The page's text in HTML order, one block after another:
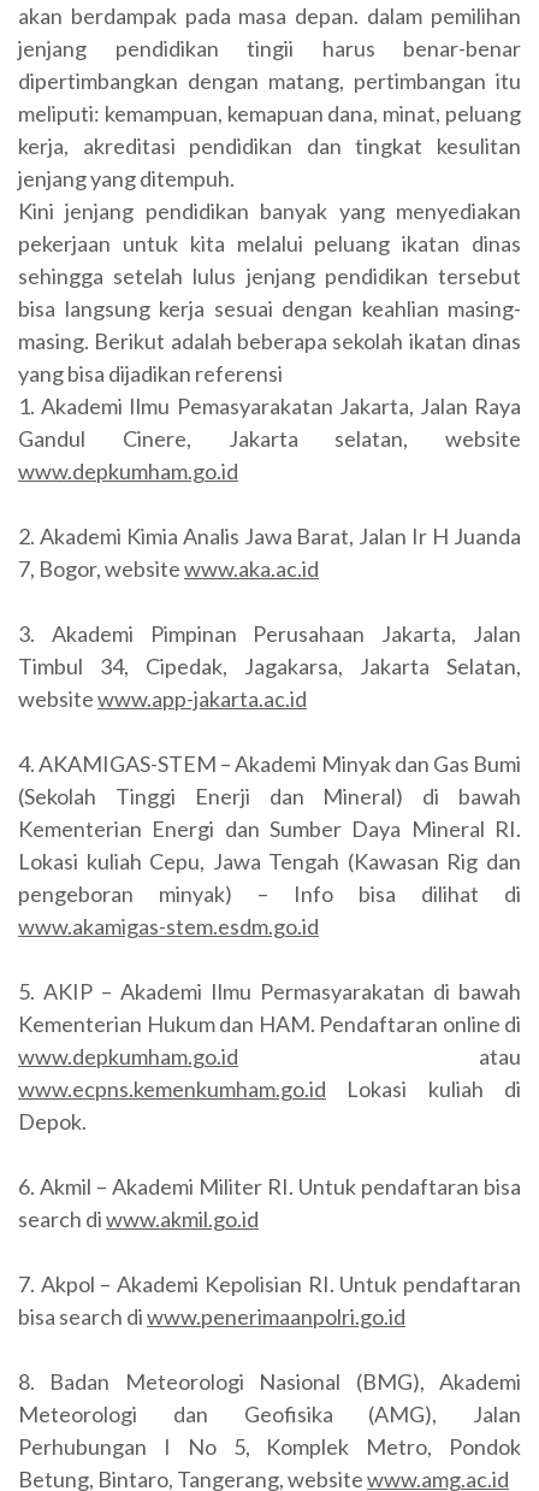
akan berdampak pada masa depan. dalam pemilihan
jenjang pendidikan tingii harus benar-benar
dipertimbangkan dengan matang, pertimbangan itu
meliputi: kemampuan, kemapuan dana, minat, peluang
kerja, akreditasi pendidikan dan tingkat kesulitan
jenjang yang ditempuh.
Kini jenjang pendidikan banyak yang menyediakan
pekerjaan untuk kita melalui peluang ikatan dinas
sehingga setelah lulus jenjang pendidikan tersebut
bisa langsung kerja sesuai dengan keahlian masing-
masing. Berikut adalah beberapa sekolah ikatan dinas
yang bisa dijadikan referensi
1. Akademi Ilmu Pemasyarakatan Jakarta, Jalan Raya
Gandul Cinere, Jakarta selatan, website
www.depkumham.go.id
2. Akademi Kimia Analis Jawa Barat, Jalan Ir H Juanda
7, Bogor, websitewww.aka.ac.id
3. Akademi Pimpinan Perusahaan Jakarta, Jalan
Timbul 34, Cipedak, Jagakarsa, Jakarta Selatan,
websitewww.app-jakarta.ac.id
4. AKAMIGAS-STEM – Akademi Minyak dan Gas Bumi
(Sekolah Tinggi Enerji dan Mineral) di bawah
Kementerian Energi dan Sumber Daya Mineral RI.
Lokasi kuliah Cepu, Jawa Tengah (Kawasan Rig dan
pengeboran minyak) – Info bisa dilihat di
www.akamigas-stem.esdm.go.id
5. AKIP – Akademi Ilmu Permasyarakatan di bawah
Kementerian Hukum dan HAM. Pendaftaran online di
www.depkumham.go.id atau
www.ecpns.kemenkumham.go.id Lokasi kuliah di
Depok.
6. Akmil – Akademi Militer RI. Untuk pendaftaran bisa
search diwww.akmil.go.id
7. Akpol – Akademi Kepolisian RI. Untuk pendaftaran
bisa search diwww.penerimaanpolri.go.id
8. Badan Meteorologi Nasional (BMG), Akademi
Meteorologi dan Geofisika (AMG), Jalan
Perhubungan I No 5, Komplek Metro, Pondok
Betung, Bintaro, Tangerang, websitewww.amg.ac.id